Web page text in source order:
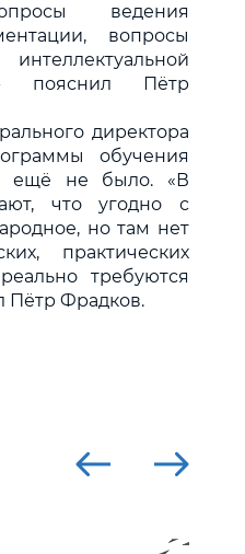
ведения
вопросы
- пояснил Пётр
директора
обучения
ещё не было. «В
что угодно с
но там нет
практических
требуются
Пётр Фрадков.